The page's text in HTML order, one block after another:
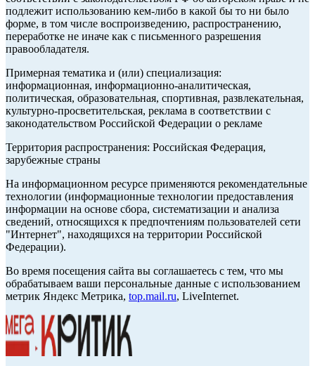
подлежит использованию кем-либо в какой бы то ни было
форме, в том числе воспроизведению, распространению,
переработке не иначе как с письменного разрешения
правообладателя.
Примерная тематика и (или) специализация:
информационная, информационно-аналитическая,
политическая, образовательная, спортивная, развлекательная,
культурно-просветительская, реклама в соответствии с
законодательством Российской Федерации о рекламе
Территория распространения: Российская Федерация,
зарубежные страны
На информационном ресурсе применяются рекомендательные
технологии (информационные технологии предоставления
информации на основе сбора, систематизации и анализа
сведений, относящихся к предпочтениям пользователей сети
"Интернет", находящихся на территории Российской
Федерации).
Во время посещения сайта вы соглашаетесь с тем, что мы
обрабатываем ваши персональные данные с использованием
метрик Яндекс Метрика, top.mail.ru, LiveInternet.